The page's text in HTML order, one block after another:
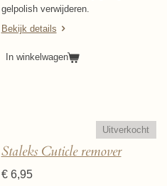
gelpolish verwijderen.
Bekijk details
In winkelwagen
Uitverkocht
Staleks Cuticle remover
€ 6,95